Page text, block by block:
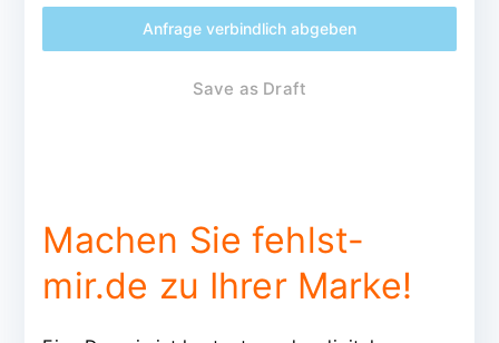
Anfrage verbindlich abgeben
Save as Draft
Machen Sie fehlst-
mir.de zu Ihrer Marke!